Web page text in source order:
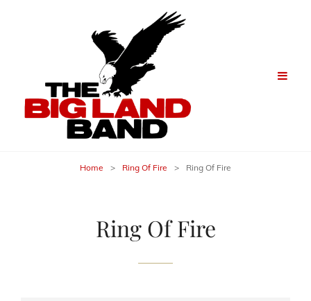
Home > Ring Of Fire > Ring Of Fire
Ring Of Fire